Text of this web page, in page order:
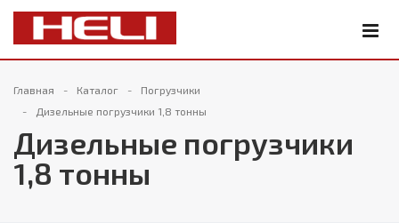
Главная Каталог
Погрузчики
Дизельные погрузчики 1,8 тонны
Дизельные погрузчики
1,8 тонны